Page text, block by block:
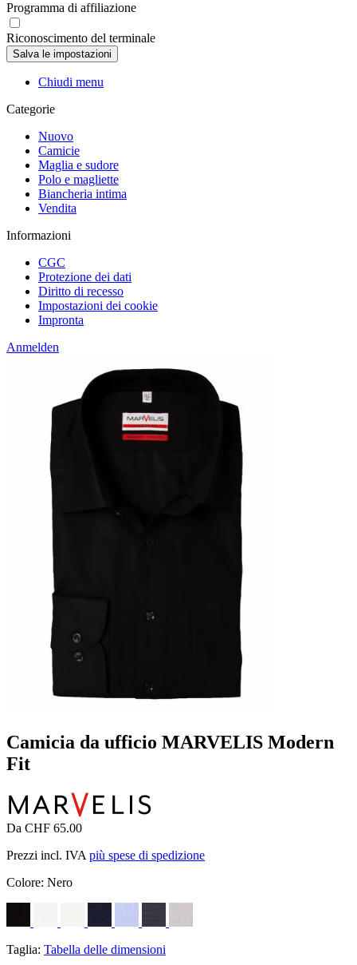
Programma di affiliazione
Riconoscimento del terminale
Chiudi menu
Categorie
Nuovo
Camicie
Maglia e sudore
Polo e magliette
Biancheria intima
Vendita
Informazioni
CGC
Protezione dei dati
Diritto di recesso
Impostazioni dei cookie
Impronta
Anmelden
Camicia da ufficio MARVELIS Modern
Fit
Da CHF 65.00
Prezzi incl. IVA più spese di spedizione
Colore: Nero
Taglia: Tabella delle dimensioni